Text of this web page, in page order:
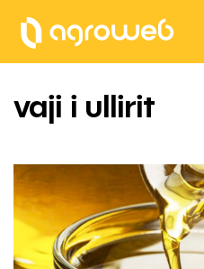
vaji i ullirit